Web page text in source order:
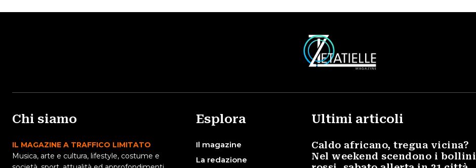
Chi siamo
IL MAGAZINE A TRAFFICO LIMITATO
Musica, arte e cultura, lifestyle, costume e
Esplora
Il magazine
La redazione
Ultimi articoli
Caldo africano, tregua vicina?
Nel weekend scendono i bollini